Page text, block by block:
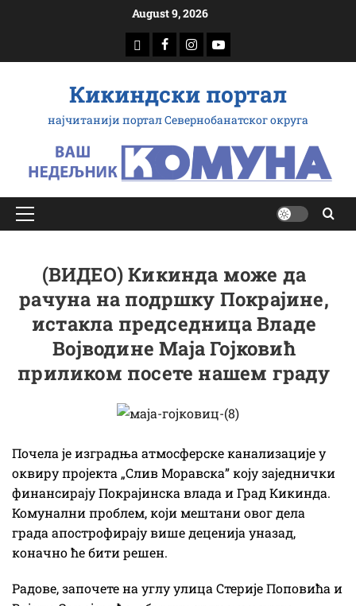
August 9, 2026
доwнлоад
Фацебоок
Инстаграм
Yоутубе
Кикиндски портал
најчитанији портал Севернобанатског округа
Примарy
(ВИДЕО) Кикинда може да
рачуна на подршку Покрајине,
истакла председница Владе
Војводине Маја Гојковић
приликом посете нашем граду
Почела је изградња атмосферске канализације у
оквиру пројекта „Слив Моравска” коју заједнички
финансирају Покрајинска влада и Град Кикинда.
Комунални проблем, који мештани овог дела
града апострофирају више деценија уназад,
коначно ће бити решен.
Радове, започете на углу улица Стерије Поповића и